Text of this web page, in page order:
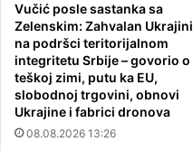
Vučić posle sastanka sa
Zelenskim: Zahvalan Ukrajini
na podršci teritorijalnom
integritetu Srbije – govorio o
teškoj zimi, putu ka EU,
slobodnoj trgovini, obnovi
Ukrajine i fabrici dronova
08.08.2026 13:26